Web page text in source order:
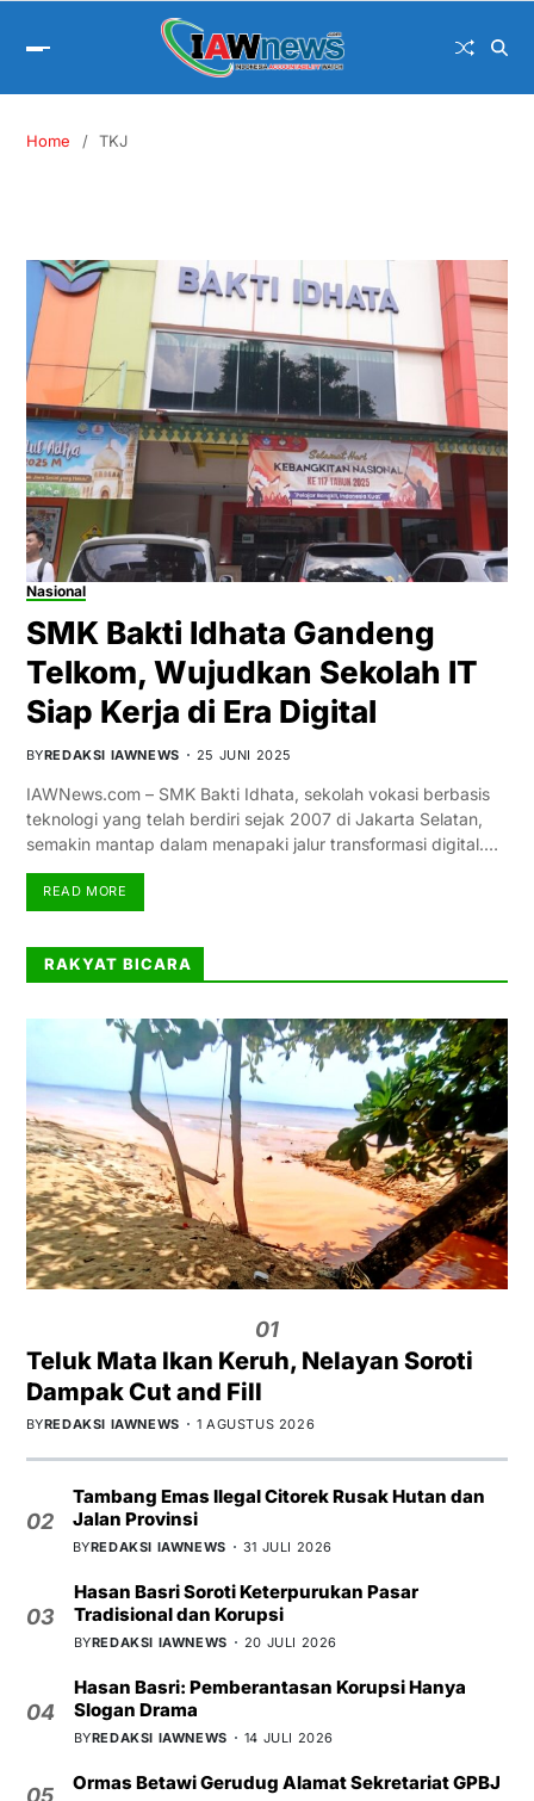
Home TKJ
Nasional
SMK Bakti Idhata Gandeng
Telkom, Wujudkan Sekolah IT
Siap Kerja di Era Digital
BYREDAKSI IAWNEWS 25 JUNI 2025
IAWNews.com – SMK Bakti Idhata, sekolah vokasi berbasis
teknologi yang telah berdiri sejak 2007 di Jakarta Selatan,
semakin mantap dalam menapaki jalur transformasi digital.…
READ MORE
RAKYAT BICARA
01
Teluk Mata Ikan Keruh, Nelayan Soroti
Dampak Cut and Fill
BYREDAKSI IAWNEWS 1 AGUSTUS 2026
02
Tambang Emas Ilegal Citorek Rusak Hutan dan
Jalan Provinsi
BYREDAKSI IAWNEWS 31 JULI 2026
03
Hasan Basri Soroti Keterpurukan Pasar
Tradisional dan Korupsi
BYREDAKSI IAWNEWS 20 JULI 2026
04
Hasan Basri: Pemberantasan Korupsi Hanya
Slogan Drama
BYREDAKSI IAWNEWS 14 JULI 2026
05
Ormas Betawi Gerudug Alamat Sekretariat GPBJ